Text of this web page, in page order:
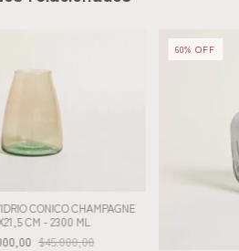
CONICO CHAMPAGNE
CM - 2300 ML
$45.000,00
60%OFF